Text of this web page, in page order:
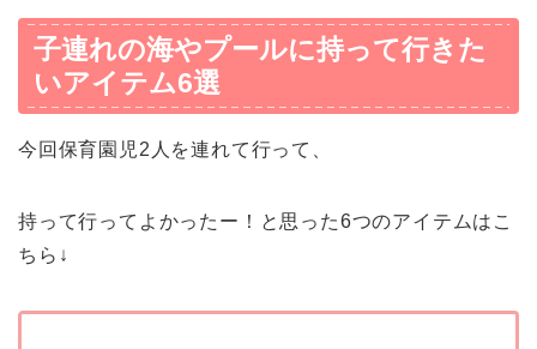
子連れの海やプールに持って行きた
いアイテム6選
今回保育園児2人を連れて行って、
持って行ってよかったー！と思った6つのアイテムはこ
ちら↓